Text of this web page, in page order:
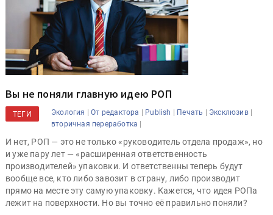
Вы не поняли главную идею РОП
ТЕГИ Экология |От редактора | Publish | Печать | Эксклюзив|
вторичная переработка |
И нет, РОП — это не только «руководитель отдела продаж», но
и уже пару лет — «расширенная ответственность
производителей» упаковки. И ответственны теперь будут
вообще все, кто либо завозит в страну, либо производит
прямо на месте эту самую упаковку. Кажется, что идея РОПа
лежит на поверхности. Но вы точно её правильно поняли?